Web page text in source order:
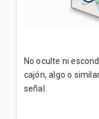
No oculte ni
cajón, algo o
señal.